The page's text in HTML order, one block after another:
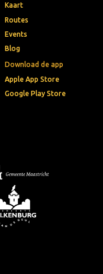
Download de app
Apple App Store
Google Play Store
Kaart
Routes
Events
Blog